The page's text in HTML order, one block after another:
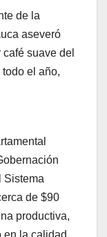
de la
aseveró
suave del
el año,
Sistema
de $90
productiva,